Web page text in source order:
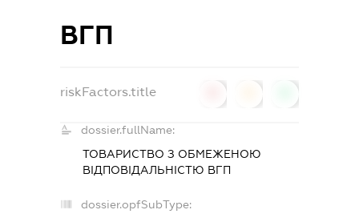
ВГП
riskFactors.title
dossier.fullName:
ТОВАРИСТВО З ОБМЕЖЕНОЮ
ВІДПОВІДАЛЬНІСТЮ ВГП
dossier.opfSubType: